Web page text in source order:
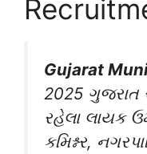
Gujarat
2025 ગુજરાત
રહેલા લાયક
કમિશ્નર,